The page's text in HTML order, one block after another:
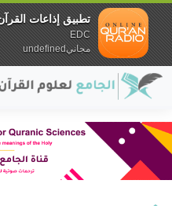
تطبيق إذاعات
EDC
مجانيundefined